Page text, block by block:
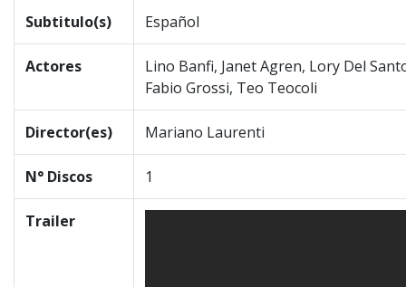
Subtitulo(s) Español
Actores
Lino Banfi, Janet Agren, Lory Del
Fabio Grossi, Teo Teocoli
Director(es) Mariano Laurenti
N° Discos 1
Trailer